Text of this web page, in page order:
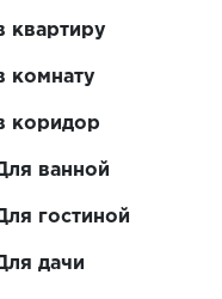
квартиру
комнату
коридор
ванной
гостиной
дачи